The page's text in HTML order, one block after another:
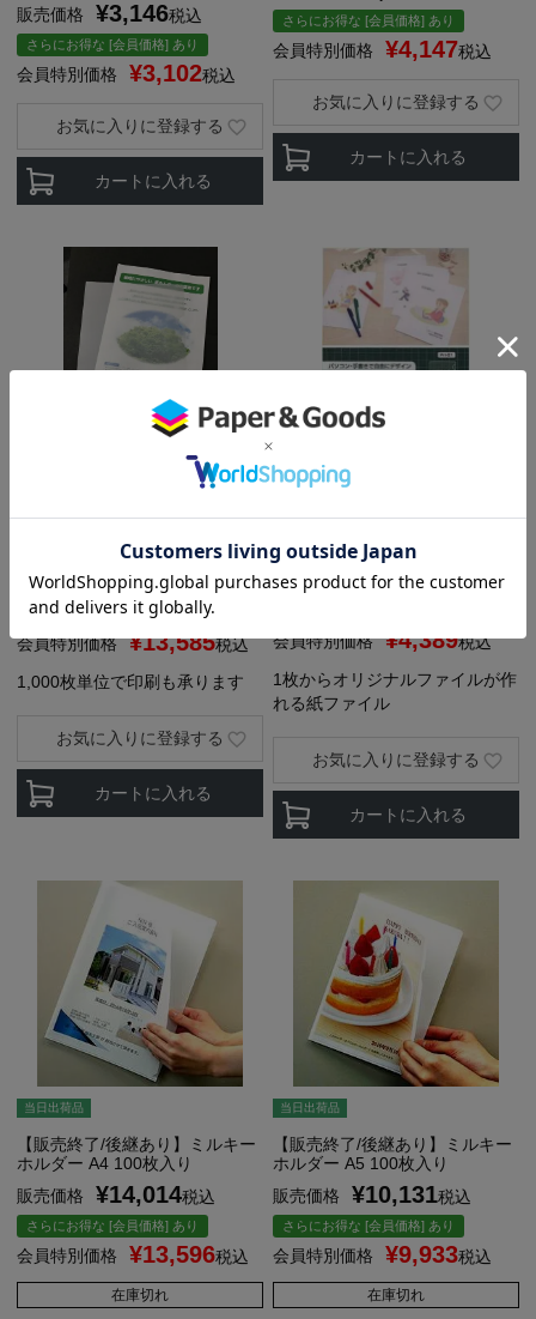
販売価格 ¥3,146税込
さらにお得な [会員価格] あり
会員特別価格 ¥3,102税込
カートに入れる
お気に入りに登録する
さらにお得な [会員価格] あり
会員特別価格 ¥4,147税込
カートに入れる
お気に入りに登録する
レーザープリンタ・レーザー複
両面半透明 紙製クリアファイル
販売価格
¥14,300税込
さらにお得な [会員価格] あり
会員特別価格 ¥13,585税込
1,000枚単位で印刷も承ります
カートに入れる
お気に入りに登録する
当日出荷品
刷できるタイプ Prieco
販売価格
¥4,488 税込
会員特別価格 ¥4,389税込
1枚からオリジナルファイルが作
れる紙ファイル
カートに入れる
お気に入りに登録する
当日出荷品
【販売終了/後継あり】ミルキー
ホルダー A4 100枚入り
販売価格
¥14,014税込
さらにお得な [会員価格] あり
会員特別価格 ¥13,596税込
在庫切れ
当日出荷品
【販売終了/後継あり】ミルキー
ホルダー A5 100枚入り
販売価格
¥10,131税込
さらにお得な [会員価格] あり
会員特別価格 ¥9,933税込
在庫切れ